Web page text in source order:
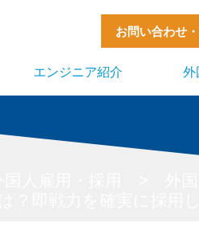
お問い合わせ
エンジニア紹介 外